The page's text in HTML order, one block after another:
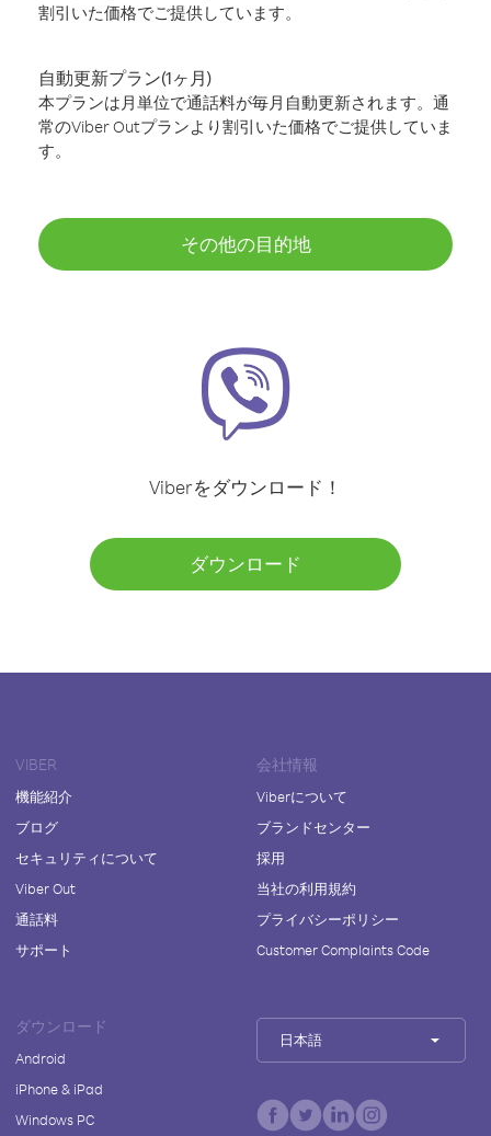
割引いた価格でご提供しています。
自動更新プラン(1ヶ月)
本プランは月単位で通話料が毎月自動更新されます。通
常のViber Outプランより割引いた価格でご提供していま
す。
その他の目的地
Viberをダウンロード！
ダウンロード
VIBER
機能紹介
ブログ
セキュリティについて
Viber Out
通話料
サポート
会社情報
Viberについて
ブランドセンター
採用
当社の利用規約
プライバシーポリシー
Customer Complaints Code
ダウンロード
Android
iPhone & iPad
Windows PC
日本語